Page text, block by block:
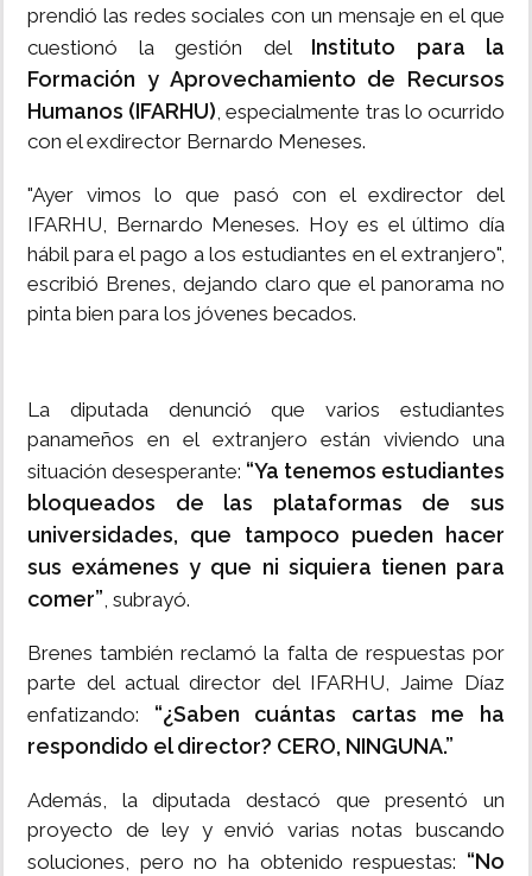
prendió las redes sociales con un mensaje en el que
cuestionó la gestión del Instituto para la
Formación y Aprovechamiento de Recursos
Humanos (IFARHU), especialmente tras lo ocurrido
con el exdirector Bernardo Meneses.
"Ayer vimos lo que pasó con el exdirector del
IFARHU, Bernardo Meneses. Hoy es el último día
hábil para el pago a los estudiantes en el extranjero",
escribió Brenes, dejando claro que el panorama no
pinta bien para los jóvenes becados.
La diputada denunció que varios estudiantes
panameños en el extranjero están viviendo una
situación desesperante: “Ya tenemos estudiantes
bloqueados de las plataformas de sus
universidades, que tampoco pueden hacer
sus exámenes y que ni siquiera tienen para
comer”, subrayó.
Brenes también reclamó la falta de respuestas por
parte del actual director del IFARHU, Jaime Díaz
enfatizando: “¿Saben cuántas cartas me ha
respondido el director? CERO, NINGUNA.”
Además, la diputada destacó que presentó un
proyecto de ley y envió varias notas buscando
soluciones, pero no ha obtenido respuestas: “No